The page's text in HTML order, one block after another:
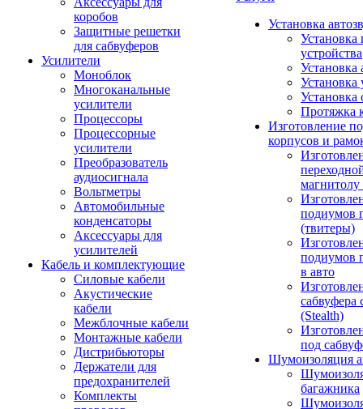
коробов
Защитные решетки
для сабвуферов
Усилители
Моноблок
Многоканальные
усилители
Процессоры
Процессорные
усилители
Преобразователь
аудиосигнала
Вольтметры
Автомобильные
конденсаторы
Аксессуары для
усилителей
Кабель и комплектующие
Силовые кабели
Акустические
кабели
Межблочные кабели
Монтажные кабели
Дистрибьюторы
Держатели для
предохранителей
Комплекты
Установка
Установка
устройства
Установка
Установка
Установка
Протяжка
Изготовление
корпусов и
подиумов
(твитеры)
подиумов
в авто
сабвуфера
(Stealth)
под
Шумоизоляция
багажника